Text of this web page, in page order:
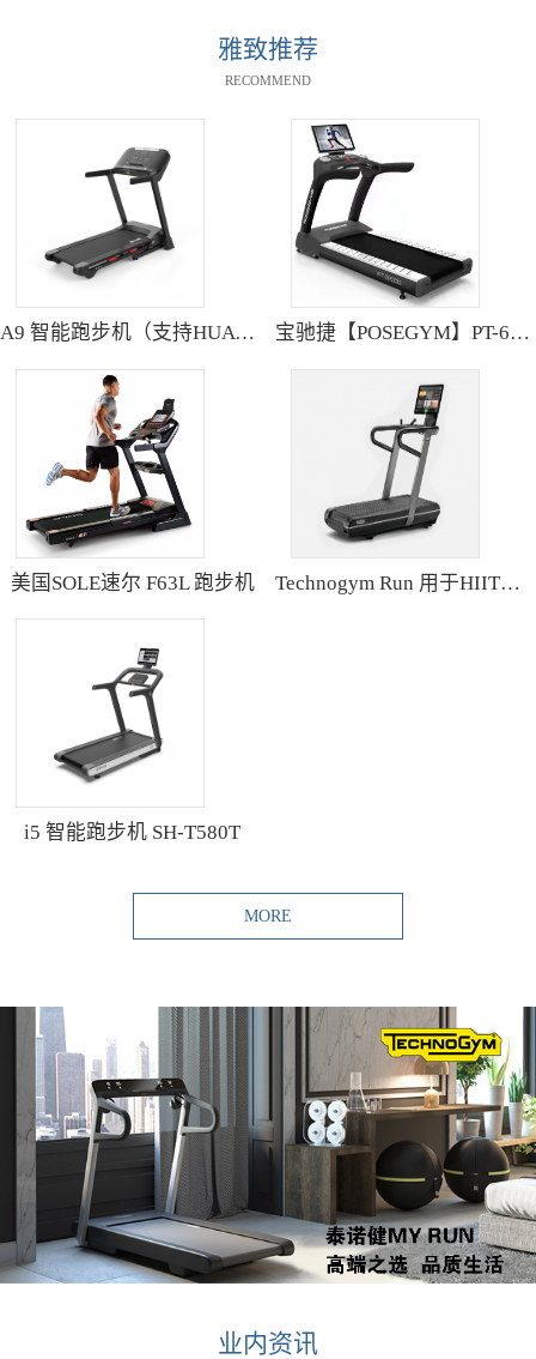
雅致推荐
RECOMMEND
A9 智能跑步机（支持HUAWEI HiLink） SH-T9119P 宝驰捷【POSEGYM】PT-6600Q高清大型触摸屏跑步机静音减震
美国SOLE速尔 F63L 跑步机 Technogym Run 用于HIIT训练的跑步机
i5 智能跑步机 SH-T580T
MORE
业内资讯